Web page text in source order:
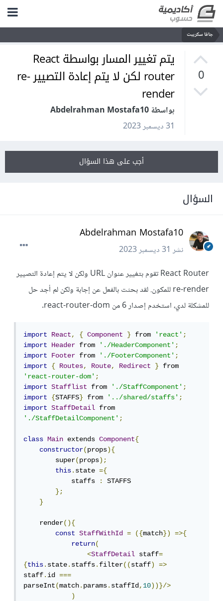
جافا سكريبت
0
يتم تغيير المسار بواسطة React
router لكن لا يتم إعادة التصيير re-
render
بواسطة Abdelrahman Mostafa10
31 ديسمبر 2023
أجب على هذا السؤال
السؤال
Abdelrahman Mostafa10
نشر31 ديسمبر 2023
React Router تقوم بتغيير عنوان URL ولكن لا يتم إعادة التصيير
re-render للمكون. لقد بحثت بالفعل عن إجابة ولكن لم أجد حل
للمشكلة لدي، استخدم إصدار 6 من react-router-dom.
import React, { Component } from 'react';
import
Header from './HeaderComponent';
import
Footer from './FooterComponent';
import
{ Routes, Route, Redirect }
'react-router-dom';
import
Stafflist from './StaffComponent';
import
{STAFFS} from '../shared/staffs';
import
StaffDetail
'./StaffDetailComponent';
class Main extends Component{
constructor(props){
        super
(props);
this.state ={
            staffs
:
STAFFS
};
}
    render
(){
const
StaffWithId = ({match})
=>{
return(
<StaffDetail staff=
{this.state.staffs.filter((staff)
=>
staff.id ===
parseInt(match.params.staffId,10))}/>
)